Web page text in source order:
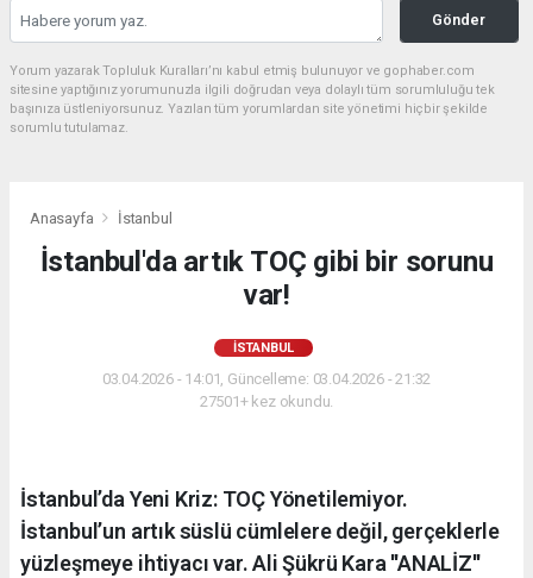
Gönder
Yorum yazarak Topluluk Kuralları’nı kabul etmiş bulunuyor ve gophaber.com
sitesine yaptığınız yorumunuzla ilgili doğrudan veya dolaylı tüm sorumluluğu tek
başınıza üstleniyorsunuz. Yazılan tüm yorumlardan site yönetimi hiçbir şekilde
sorumlu tutulamaz.
Anasayfa İstanbul
İstanbul'da artık TOÇ gibi bir sorunu
var!
İSTANBUL
03.04.2026 - 14:01, Güncelleme: 03.04.2026 - 21:32
27501+ kez okundu.
İstanbul’da Yeni Kriz: TOÇ Yönetilemiyor.
İstanbul’un artık süslü cümlelere değil, gerçeklerle
yüzleşmeye ihtiyacı var. Ali Şükrü Kara ''ANALİZ''